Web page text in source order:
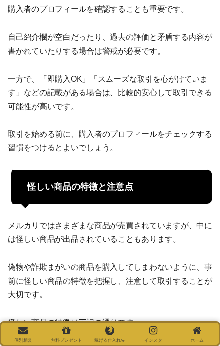
購入者のプロフィールを確認することも重要です。
自己紹介欄が空白だったり、過去の評価と矛盾する内容が
書かれていたりする場合は警戒が必要です。
一方で、「即購入OK」「スムーズな取引を心がけていま
す」などの記載がある場合は、比較的安心して取引できる
可能性が高いです。
取引を始める前に、購入者のプロフィールをチェックする
習慣をつけるとよいでしょう。
怪しい商品の特徴と注意点
メルカリではさまざまな商品が売買されていますが、中に
は怪しい商品が出品されていることもあります。
偽物や詐欺まがいの商品を購入してしまわないように、事
前に怪しい商品の特徴を把握し、注意して取引することが
大切です。
怪しい商品の特徴は下記の通りです。
個別相談 無料プレゼント 稼げる仕入れ先 インスタ ホーム